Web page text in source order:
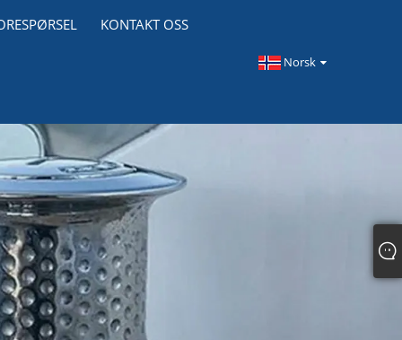
KONTAKT OSS
Norsk‎